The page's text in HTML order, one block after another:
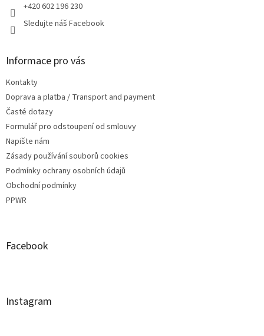
+420 602 196 230
Sledujte náš Facebook
Informace pro vás
Kontakty
Doprava a platba / Transport and payment
Časté dotazy
Formulář pro odstoupení od smlouvy
Napište nám
Zásady používání souborů cookies
Podmínky ochrany osobních údajů
Obchodní podmínky
PPWR
Facebook
Instagram